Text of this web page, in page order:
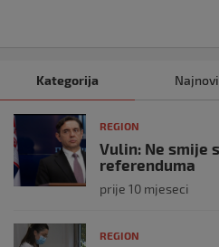
Kategorija
REGION
Vulin: Ne smije
referenduma
prije 10 mjeseci
REGION